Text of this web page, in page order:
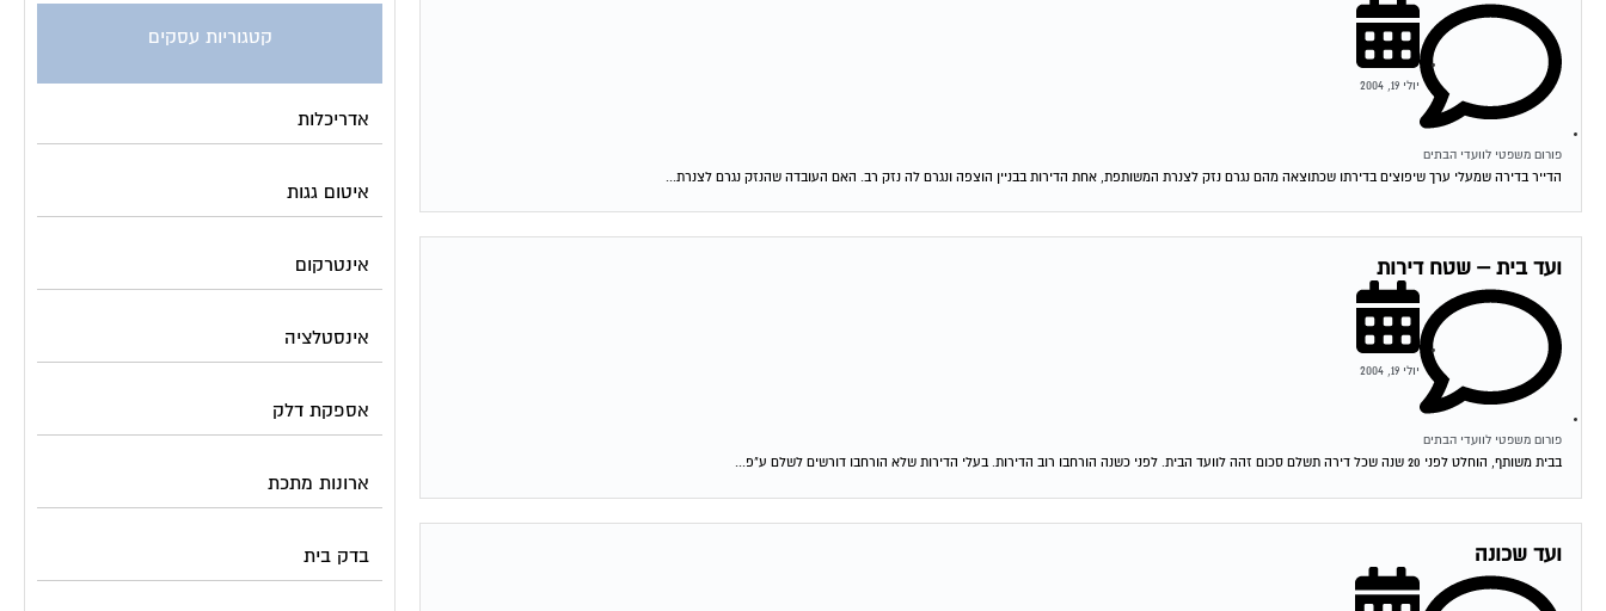
פורום משפטי לוועדי הבתים
יולי 19, 2004
הדייר בדירה שמעלי ערך שיפוצים בדירתו שכתוצאה מהם נגרם נזק לצנרת המשותפת, אחת הדירות בבניין הוצפה ונגרם לה נזק רב. האם העובדה שהנזק נגרם לצנרת...
ועד בית – שטח דירות
פורום משפטי לוועדי הבתים
יולי 19, 2004
בבית משותף, הוחלט לפני 20 שנה שכל דירה תשלם סכום זהה לוועד הבית. לפני כשנה הורחבו רוב הדירות. בעלי הדירות שלא הורחבו דורשים לשלם ע"פ...
ועד שכונה
קטגוריות עסקים
אדריכלות
איטום גגות
אינטרקום
אינסטלציה
אספקת דלק
ארונות מתכת
בדק בית